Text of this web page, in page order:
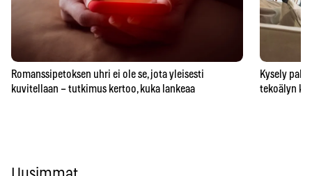
Romanssipetoksen uhri ei ole se, jota yleisesti
kuvitellaan – tutkimus kertoo, kuka lankeaa
Kysely
tekoälyn